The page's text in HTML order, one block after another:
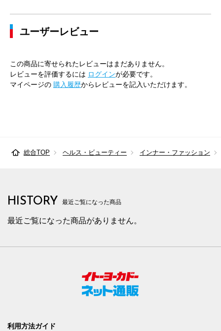
ユーザーレビュー
この商品に寄せられたレビューはまだありません。
レビューを評価するには ログインが必要です。
マイページの 購入履歴からレビューを記入いただけます。
総合TOP ヘルス・ビューティー インナー・ファッション
HISTORY 最近ご覧になった商品
最近ご覧になった商品がありません。
利用方法ガイド